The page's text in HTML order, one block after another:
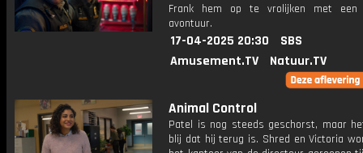
Frank hem op te vrolijken met een
avontuur.
17-04-2025 20:30
SBS
Amusement.TV
Natuur.TV
Animal Control
Patel is nog steeds geschorst, maar
blij dat hij terug is. Shred en Victoria